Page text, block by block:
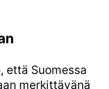
että Suomessa
merkittävänä